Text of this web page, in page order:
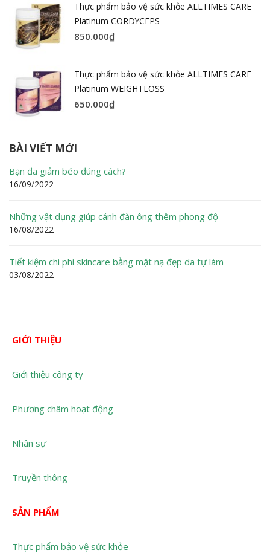
Thực phẩm bảo vệ sức khỏe ALLTIMES CARE
Platinum CORDYCEPS
850.000₫
Thực phẩm bảo vệ sức khỏe ALLTIMES CARE
Platinum WEIGHTLOSS
650.000₫
BÀI VIẾT MỚI
Bạn đã giảm béo đúng cách?
16/09/2022
Những vật dụng giúp cánh đàn ông thêm phong độ
16/08/2022
Tiết kiệm chi phí skincare bằng mặt nạ đẹp da tự làm
03/08/2022
GIỚI THIỆU
Giới thiệu công ty
Phương châm hoạt động
Nhân sự
Truyền thông
SẢN PHẨM
Thực phẩm bảo vệ sức khỏe